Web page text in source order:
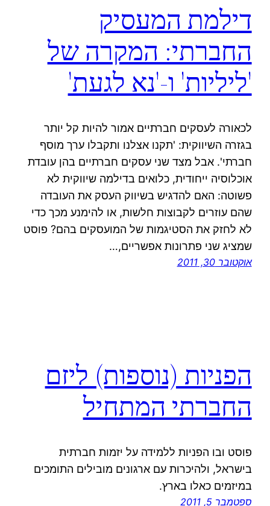
דילמת המעסיק
החברתי: המקרה של
'ליליות' ו-'נא לגעת'
לכאורה לעסקים חברתיים אמור להיות קל יותר
בגזרה השיווקית: 'תקנו אצלנו ותקבלו ערך מוסף
חברתי'. אבל מצד שני עסקים חברתיים בהן עובדת
אוכלוסיה ייחודית, כלואים בדילמה שיווקית לא
פשוטה: האם להדגיש בשיווק העסק את העובדה
שהם עוזרים לקבוצות חלשות, או להימנע מכך כדי
לא לחזק את הסטיגמות של המועסקים בהם? פוסט
שמציג שני פתרונות אפשריים,…
אוקטובר 30, 2011
הפניות (נוספות) ליזם
החברתי המתחיל
פוסט ובו הפניות ללמידה על יזמות חברתית
בישראל, ולהיכרות עם ארגונים מובילים התומכים
במיזמים כאלו בארץ.
ספטמבר 5, 2011